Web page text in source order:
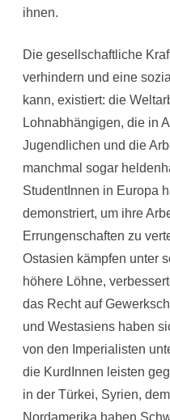
ihnen.
Die gesellschaftliche
verhindern und eine
kann, existiert: die
Lohnabhängigen, die in
Jugendlichen und die
manchmal sogar
StudentInnen in Europa
demonstriert, um ihre
Errungenschaften zu
Ostasien kämpfen unter
höhere Löhne,
das Recht auf
und Westasiens haben
von den Imperialisten
die KurdInnen leisten
in der Türkei, Syrien,
Nordamerika haben